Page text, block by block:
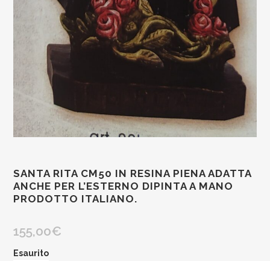
SANTA RITA CM50 IN RESINA PIENA ADATTA
ANCHE PER L’ESTERNO DIPINTA A MANO
PRODOTTO ITALIANO.
155,00€
Esaurito